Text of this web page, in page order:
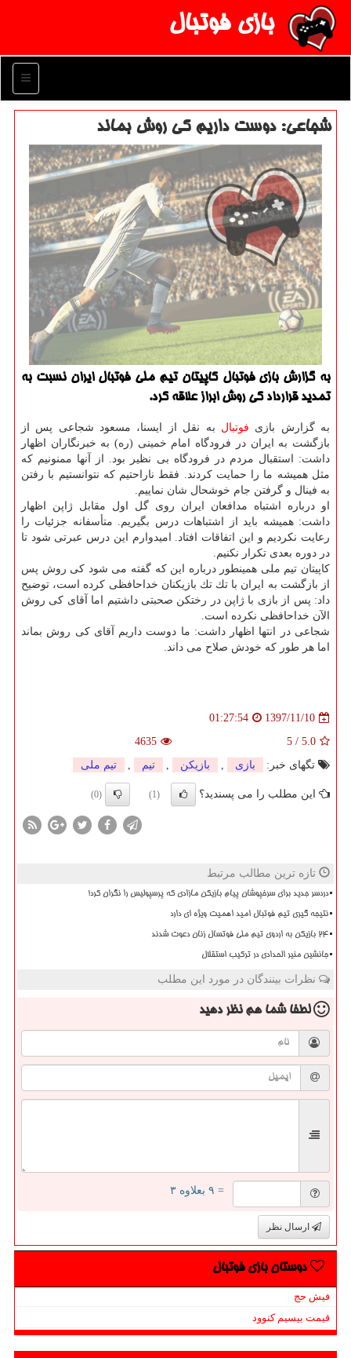
بازی فوتبال
منو
شجاعی: دوست داریم كی روش بماند
به گزارش بازی فوتبال كاپیتان تیم ملی فوتبال ایران نسبت به
تمدید قرارداد كی روش ابراز علاقه كرد.
به گزارش بازی فوتبال به نقل از ایسنا، مسعود شجاعی پس از
بازگشت به ایران در فرودگاه امام خمینی (ره) به خبرنگاران اظهار
داشت: استقبال مردم در فرودگاه بی نظیر بود. از آنها ممنونیم كه
مثل همیشه ما را حمایت كردند. فقط ناراحتیم كه نتوانستیم با رفتن
به فینال و گرفتن جام خوشحال شان نماییم.
او درباره اشتباه مدافعان ایران روی گل اول مقابل ژاپن اظهار
داشت: همیشه باید از اشتباهات درس بگیریم. متأسفانه جزئیات را
رعایت نكردیم و این اتفاقات افتاد. امیدوارم این درس عبرتی شود تا
در دوره بعدی تكرار نكنیم.
كاپیتان تیم ملی همینطور درباره این كه گفته می شود كی روش پس
از بازگشت به ایران با تك تك بازیكنان خداحافظی كرده است، توضیح
داد: پس از بازی با ژاپن در رختكن صحبتی داشتیم اما آقای كی روش
الآن خداحافظی نكرده است.
شجاعی در انتها اظهار داشت: ما دوست داریم آقای كی روش بماند
اما هر طور كه خودش صلاح می داند.
1397/11/10
01:27:54
5.0
/
5
4635
تگهای خبر:
بازی , بازیكن , تیم , تیم ملی
این مطلب را می پسندید؟ (1)
(0)
تازه ترین مطالب مرتبط
دردسر جدید برای سرخپوشان پیام بازیکن مازادی که پرسپولیس را نگران کرد!
نتیجه گیری تیم فوتبال امید اهمیت ویژه ای دارد
۲۴ بازیکن به اردوی تیم ملی فوتسال زنان دعوت شدند
جانشین منیر الحدادی در ترکیب استقلال
نظرات بینندگان در مورد این مطلب
لطفا شما همنظر دهید
= ۹ بعلاوه ۳
ارسال نظر
دوستان بازی فوتبال
فیش حج
قیمت بیسیم کنوود